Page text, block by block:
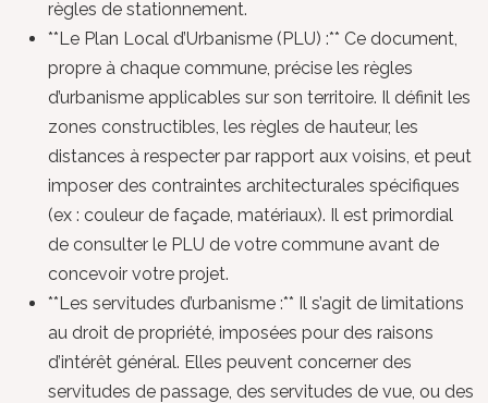
règles de stationnement.
**Le Plan Local d’Urbanisme (PLU) :** Ce document,
propre à chaque commune, précise les règles
d’urbanisme applicables sur son territoire. Il définit les
zones constructibles, les règles de hauteur, les
distances à respecter par rapport aux voisins, et peut
imposer des contraintes architecturales spécifiques
(ex : couleur de façade, matériaux). Il est primordial
de consulter le PLU de votre commune avant de
concevoir votre projet.
**Les servitudes d’urbanisme :** Il s’agit de limitations
au droit de propriété, imposées pour des raisons
d’intérêt général. Elles peuvent concerner des
servitudes de passage, des servitudes de vue, ou des